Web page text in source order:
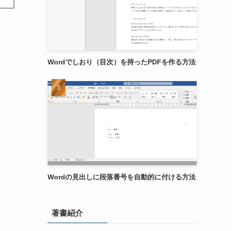
Wordでしおり（目次）を持ったPDFを作る方法
Wordの見出しに段落番号を自動的に付ける方法
著書紹介